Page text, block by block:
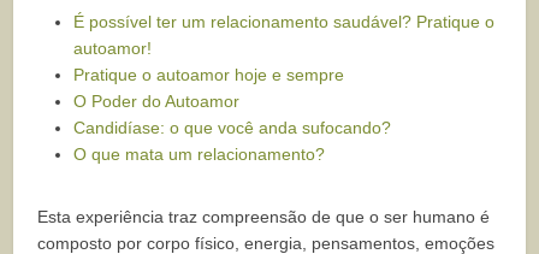
É possível ter um relacionamento saudável? Pratique o
autoamor!
Pratique o autoamor hoje e sempre
O Poder do Autoamor
Candidíase: o que você anda sufocando?
O que mata um relacionamento?
Esta experiência traz compreensão de que o ser humano é
composto por corpo físico, energia, pensamentos, emoções